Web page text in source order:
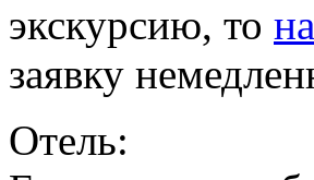
экскурсию, то
заявку
Отель: